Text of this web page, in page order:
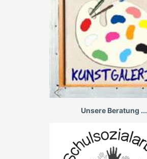
Unsere Beratung ...